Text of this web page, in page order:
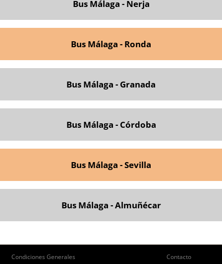
Bus Málaga - Nerja
Bus Málaga - Ronda
Bus Málaga - Granada
Bus Málaga - Córdoba
Bus Málaga - Sevilla
Bus Málaga - Almuñécar
Condiciones Generales Contacto